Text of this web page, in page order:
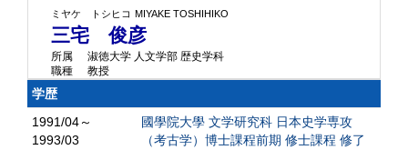
ミヤケ トシヒコ MIYAKE TOSHIHIKO
三宅 俊彦
所属
淑徳大学 人文学部 歴史学科
職種
教授
学歴
1991/04～
1993/03
國學院大學 文学研究科 日本史学専攻
（考古学）博士課程前期 修士課程 修了